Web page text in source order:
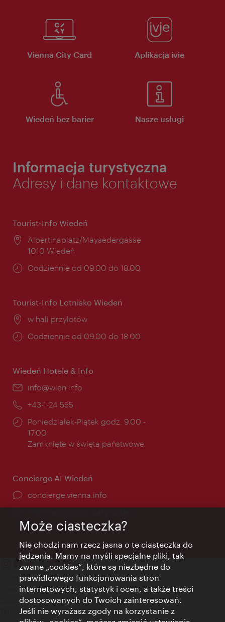
Vienna City Card Aplikacja ivie
Wiedeń bez barier Nasze usługi
Informacja turystyczna
Adresy i dane kontaktowe
Tourist-Info Wiedeń
Miejsce:
Albertinaplatz/Maysedergasse
1010 Wiedeń
Godziny
Codziennie od 09.00 do 18.00
Tourist-Info Lotnisko Wiedeń
Miejsce:
w hali przylotów
Godziny
Codziennie od 09.00 do 18.00
Wiedeń Hotele & Info
E-
info@wien.info
Telefon:
+43-1-24 555
Godziny
otwarcia:
Poniedziałek-Piątek godz. 9.00 -
17.00
Zamknięte w święta państwowe
Concierge AI Wiedeń
concierge.vienna.info
Kontakt
Credits
Zgoda na przetwarzanie danych osobowych
Terms of Use
Może ciasteczka?
Nie chodzi nam rzecz jasna o te ciasteczka do
jedzenia. Mamy na myśli specjalne pliki, tak
zwane „cookies”, które są niezbędne do
prawidłowego funkcjonowania stron
internetowych, statystyk i ocen, a także treści
dostosowanych do Twoich zainteresowań.
Jeśli nie wyrażasz zgody na korzystanie z